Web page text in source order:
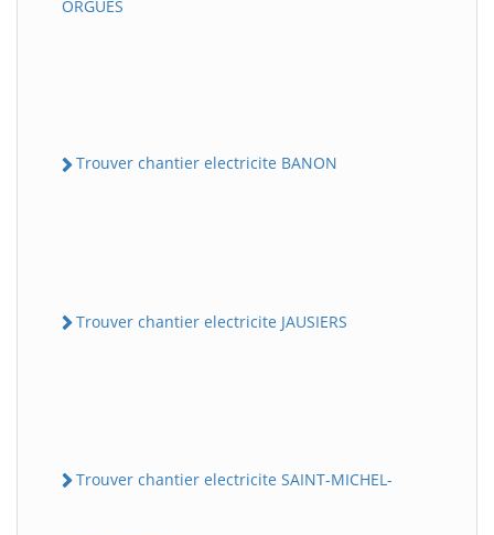
ORGUES
Trouver chantier electricite BANON
Trouver chantier electricite JAUSIERS
Trouver chantier electricite SAINT-MICHEL-